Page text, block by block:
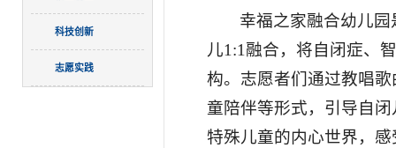
科技创新
志愿实践
幸福之家融合幼儿
儿1:1融合，将自闭症、
构。志愿者们通过教唱
童陪伴等形式，引导自
特殊儿童的内心世界，